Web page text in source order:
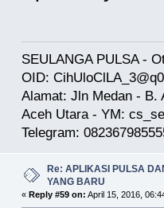
SEULANGA PULSA -
OID:
Alamat: Jln Medan - B.
Aceh Utara - YM:
Telegram:
Re: APLIKASI PULSA
YANG BARU
« Reply #59 on: April 15, 2016,